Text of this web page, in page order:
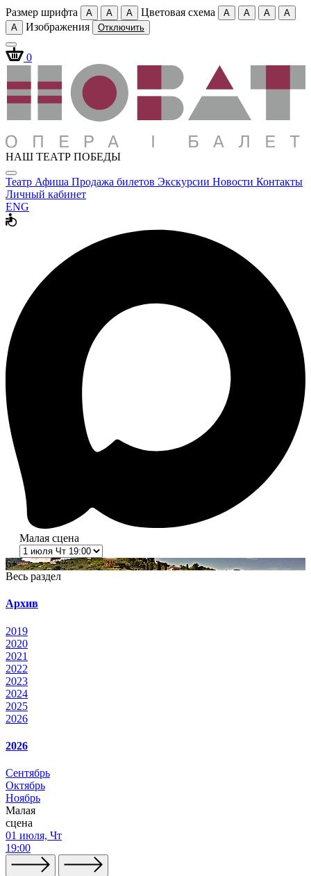
Размер шрифта A A A Цветовая схема A A A
A
A
Изображения Отключить
0
НАШ ТЕАТР ПОБЕДЫ
Театр Афиша Продажа билетов Экскурсии Новости Контакты
Личный кабинет
ENG
Малая сцена
6+
Весь раздел
Архив
2019
2020
2021
2022
2023
2024
2025
2026
2026
Сентябрь
Октябрь
Ноябрь
Малая
сцена
01 июля, Чт
19:00